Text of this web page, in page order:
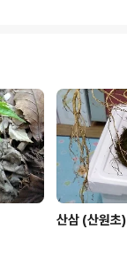
산삼 (산원초)